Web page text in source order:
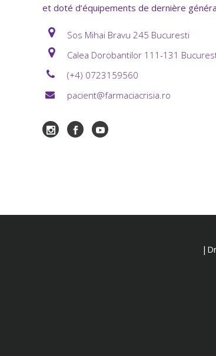
et doté d’équipements de dernière
Sos Mihai Bravu 245 Bucuresti
Calea Dorobantilor 111-131
(+4) 0723159560
pacient@farmaciacrisia.ro